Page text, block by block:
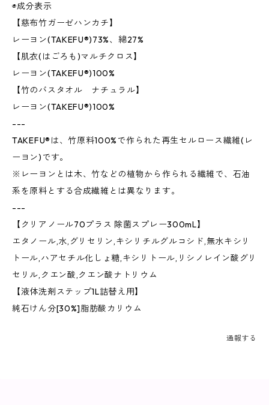
◉成分表示
【慈布竹ガーゼハンカチ】
レーヨン(TAKEFU®)73%、綿27%
【肌衣(はごろも)マルチクロス】
レーヨン(TAKEFU®)100%
【竹のバスタオル ナチュラル】
レーヨン(TAKEFU®)100%
---
TAKEFU®は、竹原料100%で作られた再生セルロース繊維(レ
ーヨン)です。
※レーヨンとは木、竹などの植物から作られる繊維で、石油
系を原料とする合成繊維とは異なります。
---
【クリアノール70プラス 除菌スプレー300mL】
エタノール,水,グリセリン,キシリチルグルコシド,無水キシリ
トール,ハアセチル化しょ糖,キシリトール,リシノレイン酸グリ
セリル,クエン酸,クエン酸ナトリウム
【液体洗剤ステップ1L詰替え用】
純石けん分[30%]脂肪酸カリウム
通報する